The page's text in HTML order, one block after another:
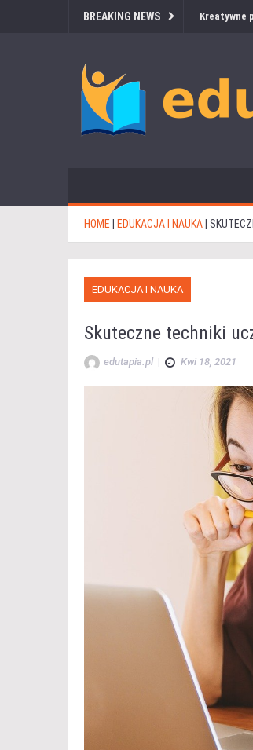
BREAKING NEWS Kreatywne
HOME EDUKACJA I NAUKA
EDUKACJA I NAUKA
Skuteczne techniki
edutapia.pl | Kwi 18, 2021